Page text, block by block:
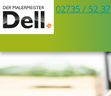
Telefon:Büro 02735 / 52 37